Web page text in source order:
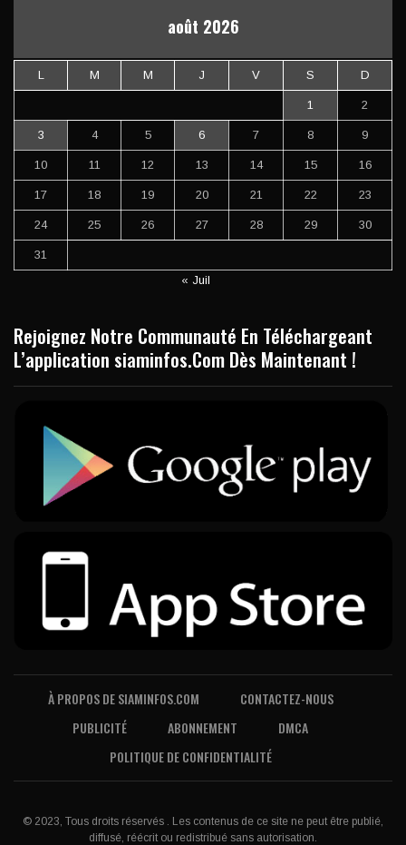
août 2026
L M M J V S D
1 2
3 4 5 6 7 8 9
10 11 12 13 14 15 16
17 18 19 20 21 22 23
24 25 26 27 28 29 30
31
« Juil
Rejoignez Notre Communauté En Téléchargeant
L’application siaminfos.Com Dès Maintenant !
À PROPOS DE SIAMINFOS.COM
CONTACTEZ-NOUS
PUBLICITÉ
ABONNEMENT
DMCA
POLITIQUE DE CONFIDENTIALITÉ
© 2023, Tous droits réservés . Les contenus de ce site ne peut être publié,
diffusé, réécrit ou redistribué sans autorisation.